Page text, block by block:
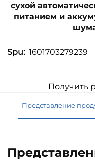
сухой
питанием и
Spu: 1601703279239
Получить
Представление